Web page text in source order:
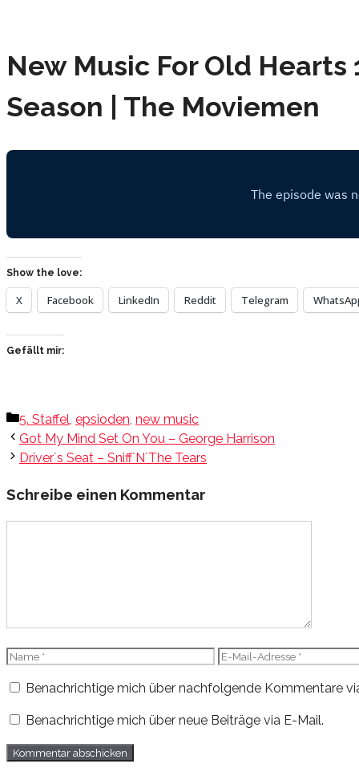
New Music For Old
Season | The Moviemen
Show the love:
X Facebook LinkedIn Reddit Telegram
Gefällt mir:
Kategorien
5. Staffel, epsioden, new music
Got My Mind Set On You – George Harrison
Driver´s Seat – Sniff´N´The Tears
Schreibe einen Kommentar
Name
E-
Adresse
Benachrichtige mich über nachfolgende Kommentare
Benachrichtige mich über neue Beiträge via E-Mail.